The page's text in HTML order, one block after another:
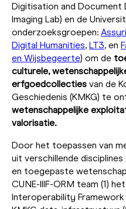
Digitisation and
Imaging Lab) en de
onderzoeksgroepen:
Digital Humanities, LT3, en
en Wijsbegeerte) om de
culturele,
erfgoedcollecties van de
Geschiedenis (KMKG) te
wetenschappelijke
valorisatie.
Door het toepassen van
uit verschillende
en toegepaste
CUNE-IIIF-ORM team (1)
Interoperability Framework